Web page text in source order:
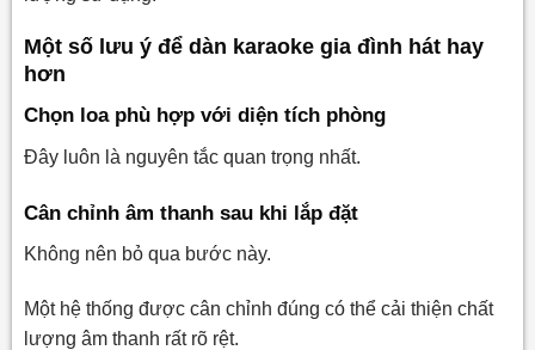
Một số lưu ý để dàn karaoke gia đình hát hay
hơn
Chọn loa phù hợp với diện tích phòng
Đây luôn là nguyên tắc quan trọng nhất.
Cân chỉnh âm thanh sau khi lắp đặt
Không nên bỏ qua bước này.
Một hệ thống được cân chỉnh đúng có thể cải thiện chất
lượng âm thanh rất rõ rệt.